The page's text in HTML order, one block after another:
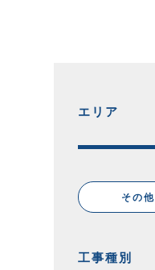
エリア
その他
工事種別